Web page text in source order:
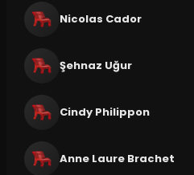
Nicolas Cador
Şehnaz Uğur
Cindy Philippon
Anne Laure Brachet